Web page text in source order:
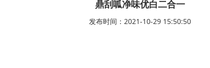
鼎刮呱净味优白二合一
发布时间：2021-10-29 15:50:50